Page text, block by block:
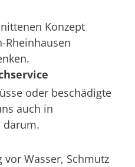
Konzept
Rheinhausen
oder beschädigte
auch in
darum.
vor Wasser, Schmutz